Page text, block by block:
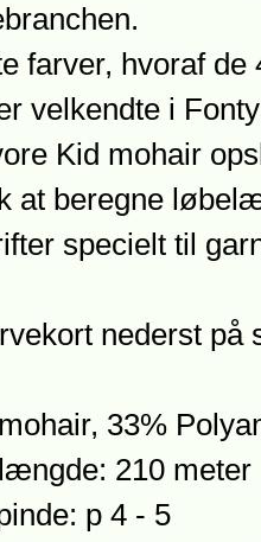
farver, hvoraf de
velkendte i
Kid mohair
at beregne
specielt til
nederst på
33%
210 meter
p 4 - 5